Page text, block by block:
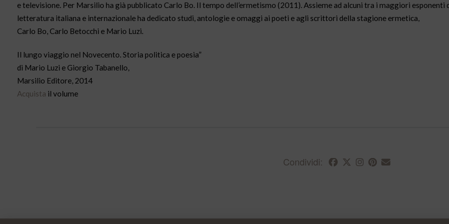
e televisione. Per Marsilio ha già pubblicato Carlo Bo. Il tempo dell’ermetismo (2011). Assieme ad alcuni tra i maggiori esponenti
letteratura italiana e internazionale ha dedicato studi, antologie e omaggi ai poeti e agli scrittori della stagione ermetica,
Carlo Bo, Carlo Betocchi e Mario Luzi.
Il lungo viaggio nel Novecento. Storia politica e poesia”
di Mario Luzi e Giorgio Tabanello,
Marsilio Editore, 2014
Acquista il volume
Condividi: